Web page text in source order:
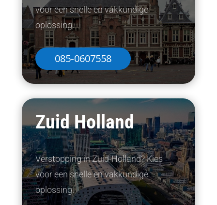
voor een snelle en vakkundige
oplossing.
085-0607558
Zuid Holland
Verstopping in Zuid-Holland? Kies
voor een snelle en vakkundige
oplossing.